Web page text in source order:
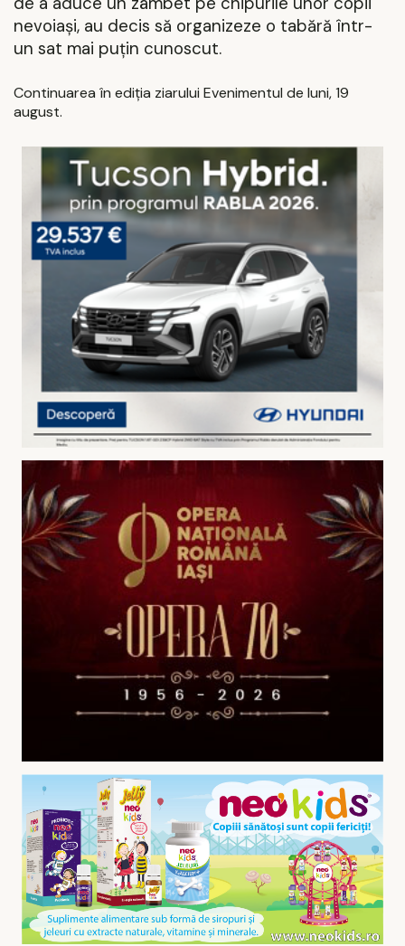
nevoiași, au decis să organizeze o tabără într-
un sat mai puțin cunoscut.
Continuarea în ediția ziarului Evenimentul de luni, 19
august.